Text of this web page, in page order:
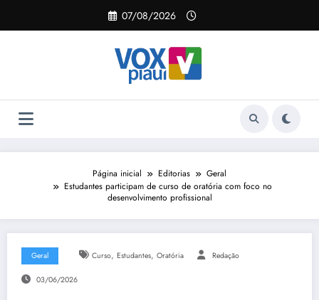
o
07/08/2026
Página inicial Editorias
Geral
Estudantes participam de curso de oratória com foco no
desenvolvimento profissional
Geral Curso, Estudantes, Oratória Redação
03/06/2026